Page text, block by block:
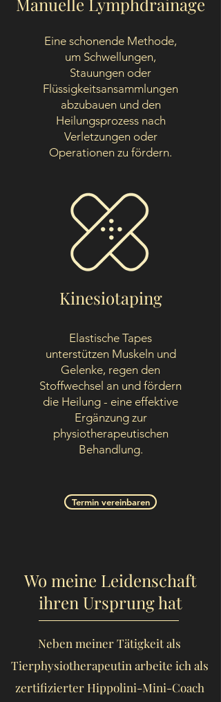
Eine schonende Methode,
um Schwellungen,
Stauungen oder
Flüssigkeitsansammlungen
abzubauen und den
Heilungsprozess nach
Verletzungen oder
Operationen zu fördern.
Kinesiotaping
Elastische Tapes
unterstützen Muskeln und
Gelenke, regen den
Stoffwechsel an und fördern
die Heilung - eine effektive
Ergänzung zur
physiotherapeutischen
Behandlung.
Termin vereinbaren
Wo meine Leidenschaft
ihren Ursprung hat
Neben meiner Tätigkeit als
Tierphysiotherapeutin arbeite ich als
zertifizierter Hippolini-Mini-Coach